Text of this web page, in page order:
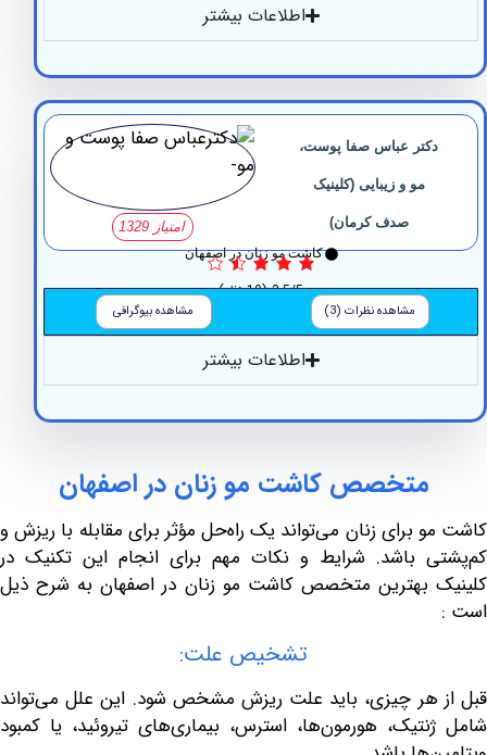
اطلاعات بیشتر
عباس صفا پوست،
مو و زیبایی (کلینیک
صدف کرمان)
کاشت مو زنان در اصفهان
3.5/5 (10 نظر)
مشاهده نظرات (3) مشاهده بیوگرافی
اطلاعات بیشتر
متخصصکاشتموزنان دراصفهان
برای زنان می‌تواند یک راه‌حل مؤثر برای مقابله با ریزش و
باشد. شرایط و نکات مهم برای انجام این تکنیک در
بهترین متخصص کاشت مو زنان در اصفهان به شرح ذیل
تشخیص علت:
چیزی، باید علت ریزش مشخص شود. این علل می‌تواند
هورمون‌ها، استرس،بیماری‌های تیروئید ، یا کمبود